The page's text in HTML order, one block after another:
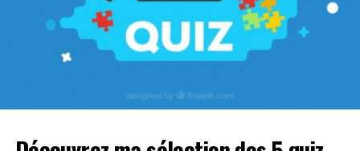
Quiz
Vous trouverez ci-dessous quelques liens utiles si vous